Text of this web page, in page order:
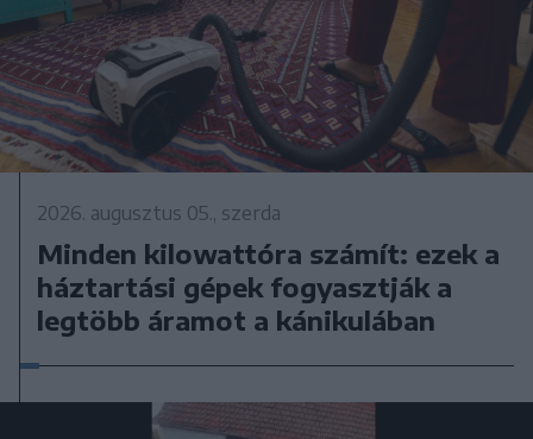
2026. augusztus 05., szerda
Minden kilowattóra számít: ezek a
háztartási gépek fogyasztják a
legtöbb áramot a kánikulában